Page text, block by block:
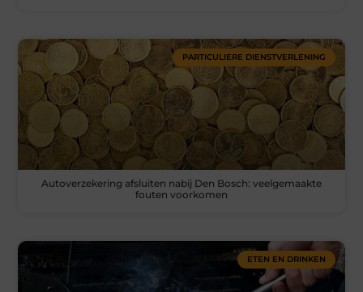
PARTICULIERE DIENSTVERLENING
Autoverzekering afsluiten nabij Den Bosch: veelgemaakte
fouten voorkomen
ETEN EN DRINKEN